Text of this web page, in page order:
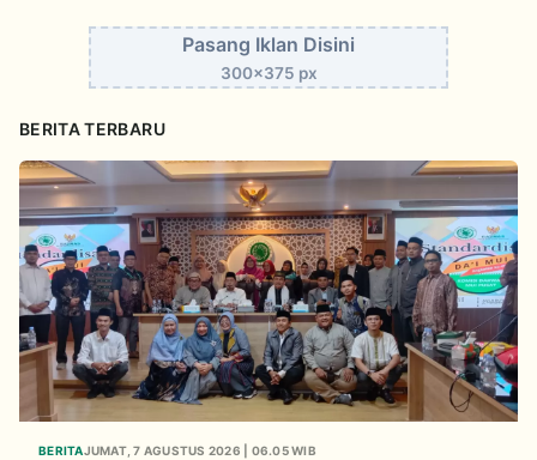
Pasang Iklan Disini
300x375 px
BERITA TERBARU
BERITAJUMAT, 7 AGUSTUS 2026 | 06.05 WIB